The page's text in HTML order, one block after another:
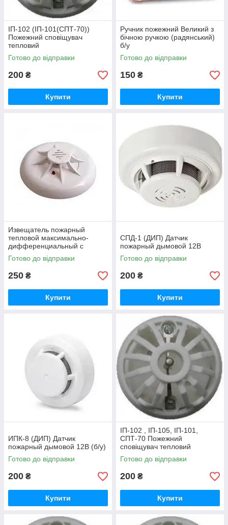
ІП-102 (ІП-101(СПТ-70))
Пожежний сповіщувач
тепловий
Готово до відправки
200 ₴
Купити
Ручник пожежний Великий з
бічною ручкою (радянський)
б/у
Готово до відправки
150 ₴
Купити
Извещатель пожарный
тепловой максимально-
дифференциальный с
индикацией дежурного
режима ТПТ-4
Готово до відправки
250 ₴
Купити
CПД-1 (ДИП) Датчик
пожарный дымовой 12В
Готово до відправки
200 ₴
Купити
ИПК-8 (ДИП) Датчик
пожарный дымовой 12В (б/у)
Готово до відправки
200 ₴
Купити
ІП-102 , ІП-105, ІП-101,
СПТ-70 Пожежний
сповіщувач тепловий
Готово до відправки
200 ₴
Купити